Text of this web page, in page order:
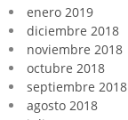
enero 2019
diciembre 2018
noviembre 2018
octubre 2018
septiembre 2018
agosto 2018